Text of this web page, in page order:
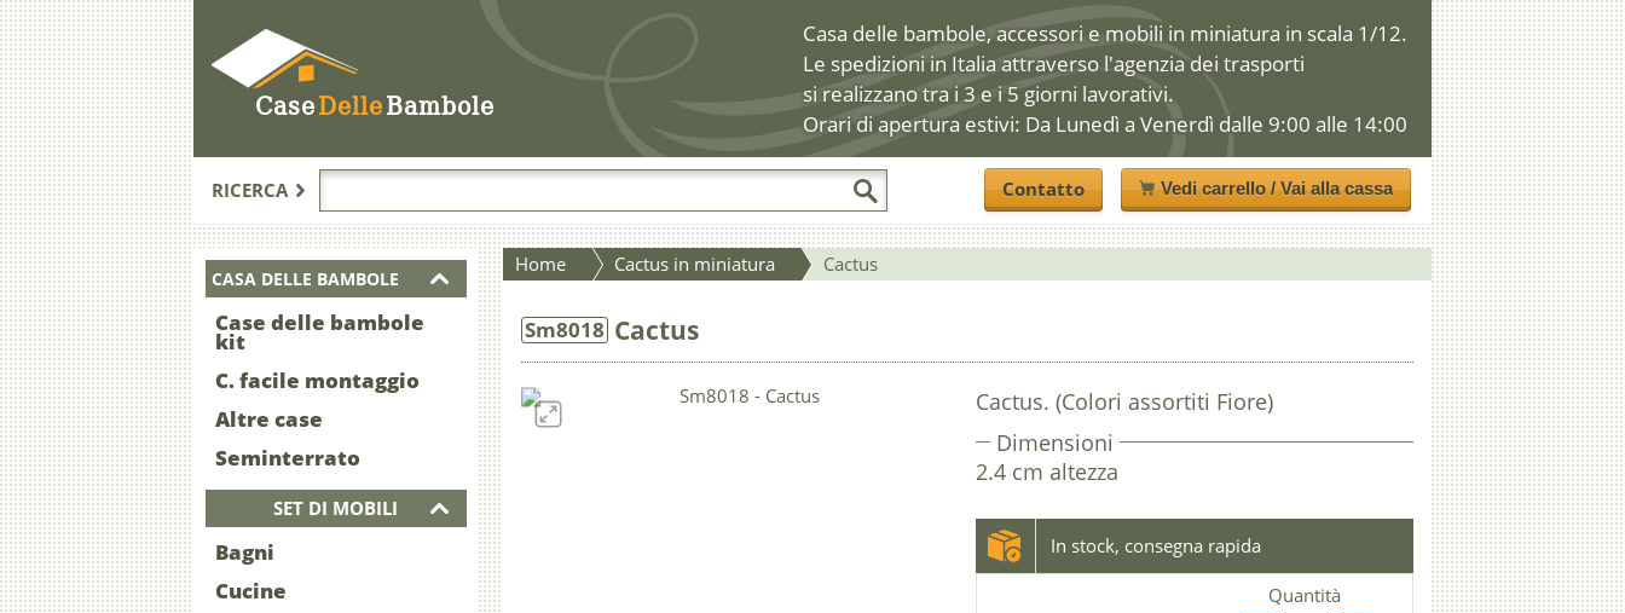
CaseDelleBambole
Casa delle bambole, accessori e mobili in miniatura in scala 1/12.
Le spedizioni in Italia attraverso l'agenzia dei trasporti
si realizzano tra i 3 e i 5 giorni lavorativi.
Orari di apertura estivi: Da Lunedì a Venerdì dalle 9:00 alle 14:00
RICERCA Contatto Vedi carrello / Vai alla cassa
CASA DELLE BAMBOLE
Case delle bambole
kit
C. facile montaggio
Altre case
Seminterrato
SET DI MOBILI
Bagni
Cucine
Sm8018 Cactus
Cactus. (Colori assortiti Fiore)
Dimensioni
2.4 cm altezza
In stock, consegna rapida
Quantità
Home Cactus in miniatura Cactus